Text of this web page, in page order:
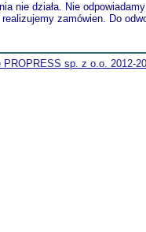
nie działa. Nie
realizujemy zamówien. Do
sp. z o.o. 2012-